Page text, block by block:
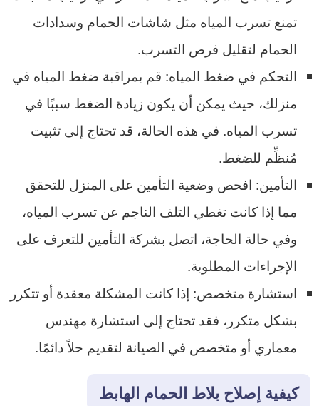
تمنع تسرب المياه مثل شاشات الحمام وسدادات
الحمام لتقليل فرص التسرب.
التحكم في ضغط المياه: قم بمراقبة ضغط المياه في
منزلك، حيث يمكن أن يكون زيادة الضغط سببًا في
تسرب المياه. في هذه الحالة، قد تحتاج إلى تثبيت
مُنظِّم للضغط.
التأمين: افحص وضعية التأمين على المنزل للتحقق
مما إذا كانت تغطي التلف الناجم عن تسرب المياه،
وفي حالة الحاجة، اتصل بشركة التأمين للتعرف على
الإجراءات المطلوبة.
استشارة متخصص: إذا كانت المشكلة معقدة أو تتكرر
بشكل متكرر، فقد تحتاج إلى استشارة مهندس
معماري أو متخصص في الصيانة لتقديم حلاً دائمًا.
كيفية إصلاح بلاط الحمام الهابط